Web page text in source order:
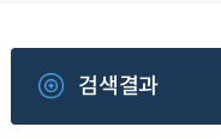
검색결과